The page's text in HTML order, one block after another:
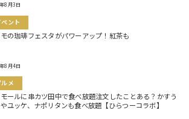
8月3日
ベント
の珈琲フェスタがパワーアップ！紅茶も
8月4日
メ
ールに串カツ田中で食べ放題注文したことある？かすう
ユッケ、ナポリタンも食べ放題【ひらつーコラボ】